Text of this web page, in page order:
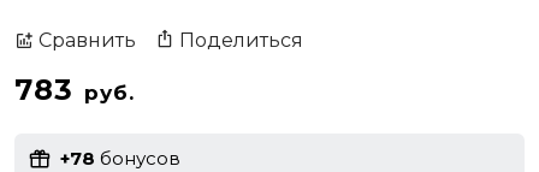
Сравнить Поделиться
783 руб.
+78 бонусов